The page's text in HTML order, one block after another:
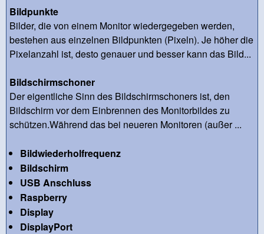
Bildpunkte
Bilder, die von einem Monitor wiedergegeben werden,
bestehen aus einzelnen Bildpunkten (Pixeln). Je höher die
Pixelanzahl ist, desto genauer und besser kann das Bild...
Bildschirmschoner
Der eigentliche Sinn des Bildschirmschoners ist, den
Bildschirm vor dem Einbrennen des Monitorbildes zu
schützen.Während das bei neueren Monitoren (außer ...
Bildwiederholfrequenz
Bildschirm
USB Anschluss
Raspberry
Display
DisplayPort